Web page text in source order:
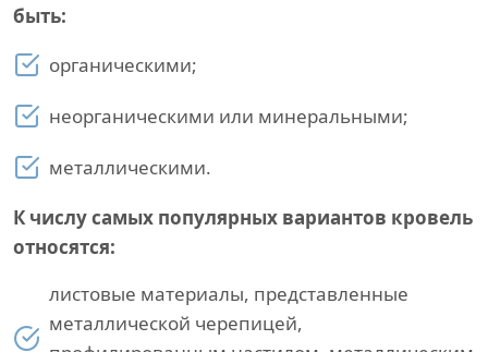
быть:
органическими;
неорганическими или минеральными;
металлическими.
К числу самых популярных вариантов кровель
относятся:
листовые материалы, представленные
металлической черепицей,